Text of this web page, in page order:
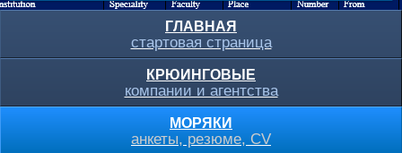
ГЛАВНАЯ
стартовая страница
КРЮИНГОВЫЕ
компании и агентства
МОРЯКИ
анкеты, резюме, CV